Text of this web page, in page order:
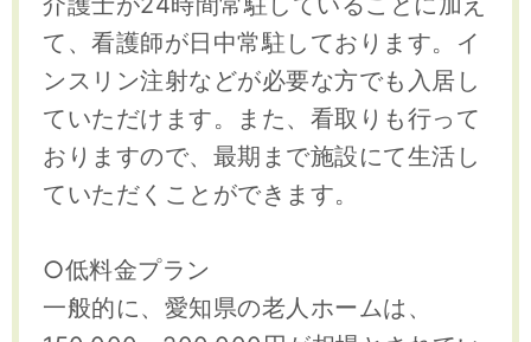
て、看護師が日中常駐しております。イ
ンスリン注射などが必要な方でも入居し
ていただけます。また、看取りも行って
おりますので、最期まで施設にて生活し
ていただくことができます。
○低料金プラン
一般的に、愛知県の老人ホームは、